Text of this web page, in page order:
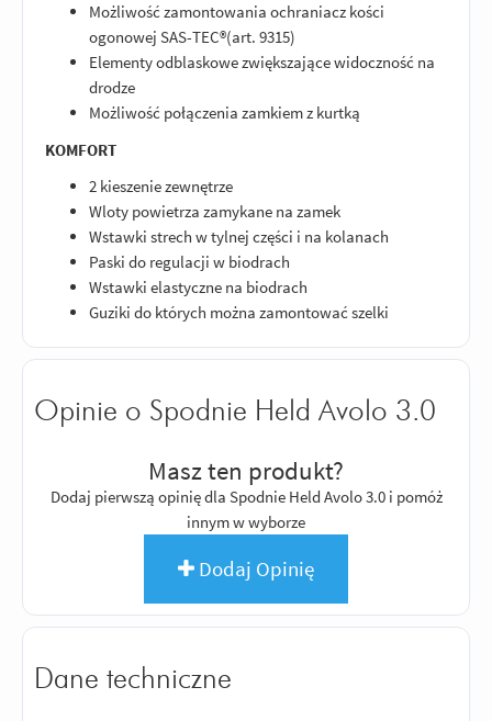
Możliwość zamontowania ochraniacz kości
ogonowej SAS-TEC®(art. 9315)
Elementy odblaskowe zwiększające widoczność na
drodze
Możliwość połączenia zamkiem z kurtką
KOMFORT
2 kieszenie zewnętrze
Wloty powietrza zamykane na zamek
Wstawki strech w tylnej części i na kolanach
Paski do regulacji w biodrach
Wstawki elastyczne na biodrach
Guziki do których można zamontować szelki
Opinie o Spodnie Held Avolo 3.0
Masz ten produkt?
Dodaj pierwszą opinię dla Spodnie Held Avolo 3.0 i pomóż
innym w wyborze
Dodaj Opinię
Dane techniczne